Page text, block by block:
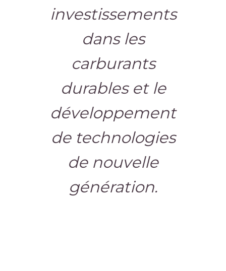
investissements
dans les
carburants
durables et le
développement
de technologies
de nouvelle
génération.